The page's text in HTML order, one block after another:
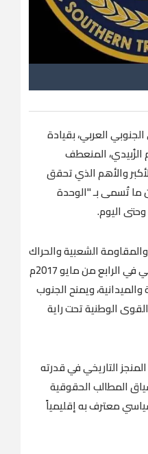
العربي، بقيادة
المنعطف
والأهم الذي تحقق
ما تُسمى بـ "الوحدة
الشعبية والحراك
السلمي، جاء إعلان عدن التاريخي في الرابع من مايو 2017م
ويمنح الجنوب
الوطنية تحت راية
التاريخي في قدرته
المطالب الحقوقية
معترف به إقليمياً